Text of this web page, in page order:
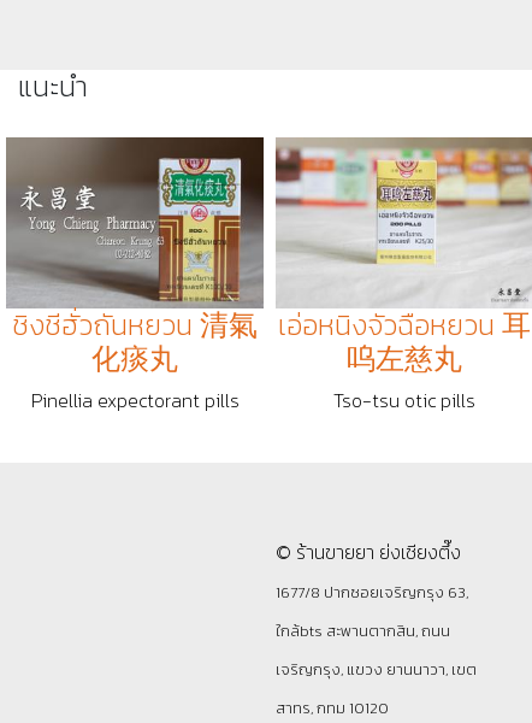
แนะนำ
ชิงชีฮั่วถันหยวน 清氣
化痰丸
Pinellia expectorant pills
เอ่อหนิงจัวฉือหยวน 耳
呜左慈丸
Tso-tsu otic pills
© ร้านขายยา ย่งเชียงตึ๊ง
1677/8 ปากซอยเจริญกรุง 63,
ใกล้bts สะพานตากสิน, ถนน
เจริญกรุง, แขวง ยานนาวา, เขต
สาทร, กทม 10120